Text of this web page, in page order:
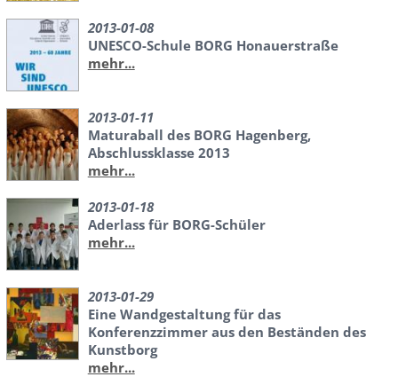
2013-01-08
UNESCO-Schule BORG Honauerstraße
mehr...
2013-01-11
Maturaball des BORG Hagenberg,
Abschlussklasse 2013
mehr...
2013-01-18
Aderlass für BORG-Schüler
mehr...
2013-01-29
Eine Wandgestaltung für das
Konferenzzimmer aus den Beständen des
Kunstborg
mehr...